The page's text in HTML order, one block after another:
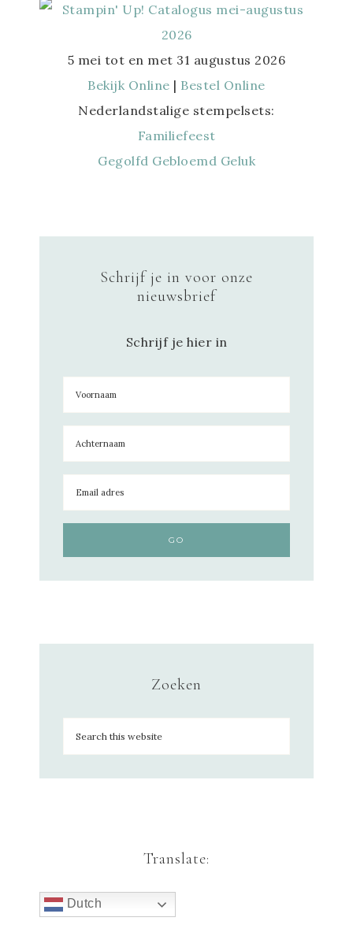
5 mei tot en met 31 augustus 2026
Bekijk Online | Bestel Online
Nederlandstalige stempelsets:
Familiefeest
Gegolfd Gebloemd Geluk
Schrijf je in voor onze
nieuwsbrief
Schrijf je hier in
Zoeken
Translate:
Dutch